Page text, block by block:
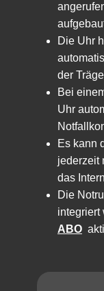
Die Uhr
der
Bei
Uhr
Es kann
jederzeit
das
Die
integriert
ABO